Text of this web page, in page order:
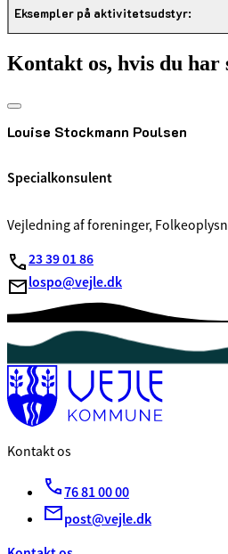
Eksempler på aktivitetsudstyr:
Kontakt os, hvis du har
Louise Stockmann Poulsen
Specialkonsulent
Vejledning af foreninger,
23 39 01 86
lospo@vejle.dk
Kontakt os
76 81 00 00
post@vejle.dk